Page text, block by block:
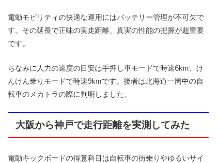
電動モビリティの快適な運用にはバッテリー管理が不可欠で
す。その延長で正味の実走距離、真実の性能の把握が超重要
です。
ちなみに人力の速度の目安は手押し車モードで時速6km、け
んけん乗りモードで時速9kmです。後者は北海道一周中の自
転車のメカトラの際に判明しました。
大阪から神戸で走行距離を実測してみた
電動キックボードの得意科目は自転車の街乗りやゆるいサイ